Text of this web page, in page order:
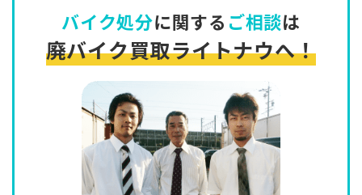
バイク処分に関する ご相談は
廃バイク買取ライトナウへ！